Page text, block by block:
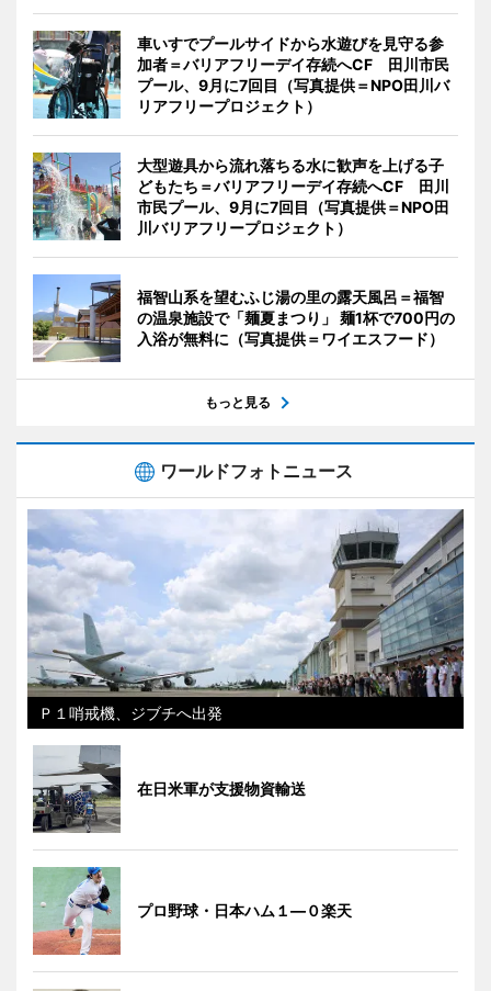
車いすでプールサイドから水遊びを見守る参
加者＝バリアフリーデイ存続へCF 田川市民
プール、9月に7回目（写真提供＝NPO田川バ
リアフリープロジェクト）
大型遊具から流れ落ちる水に歓声を上げる子
どもたち＝バリアフリーデイ存続へCF 田川
市民プール、9月に7回目（写真提供＝NPO田
川バリアフリープロジェクト）
福智山系を望むふじ湯の里の露天風呂＝福智
の温泉施設で「麺夏まつり」 麺1杯で700円の
入浴が無料に（写真提供＝ワイエスフード）
もっと見る
ワールドフォトニュース
Ｐ１哨戒機、ジブチへ出発
在日米軍が支援物資輸送
プロ野球・日本ハム１―０楽天